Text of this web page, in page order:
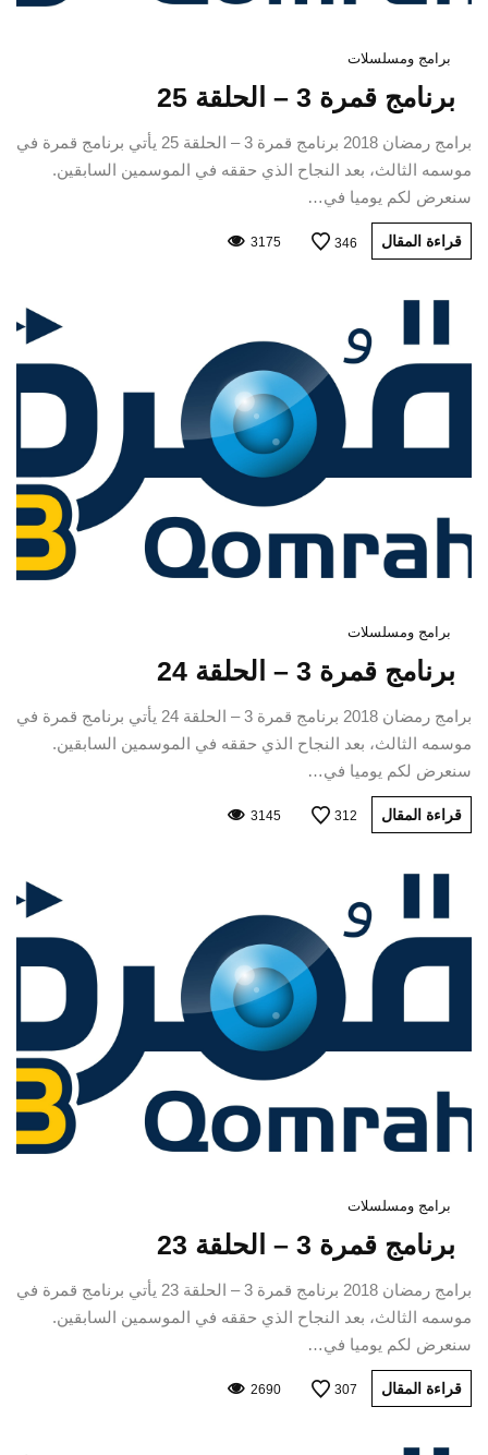
برامج ومسلسلات
برنامج قمرة 3 – الحلقة 25
برامج رمضان 2018 برنامج قمرة 3 – الحلقة 25 يأتي برنامج قمرة في
موسمه الثالث، بعد النجاح الذي حققه في الموسمين السابقين.
سنعرض لكم يوميا في…
قراءة المقال 346
3175
برامج ومسلسلات
برنامج قمرة 3 – الحلقة 24
برامج رمضان 2018 برنامج قمرة 3 – الحلقة 24 يأتي برنامج قمرة في
موسمه الثالث، بعد النجاح الذي حققه في الموسمين السابقين.
سنعرض لكم يوميا في…
قراءة المقال 312
3145
برامج ومسلسلات
برنامج قمرة 3 – الحلقة 23
برامج رمضان 2018 برنامج قمرة 3 – الحلقة 23 يأتي برنامج قمرة في
موسمه الثالث، بعد النجاح الذي حققه في الموسمين السابقين.
سنعرض لكم يوميا في…
قراءة المقال 307
2690